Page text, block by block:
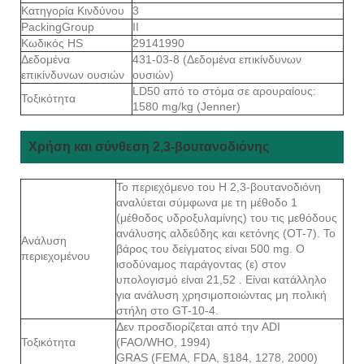
Κατηγορία Κινδύνου
3
PackingGroup
II
Κωδικός HS
29141990
Δεδομένα
επικίνδυνων ουσιών
431-03-8 (Δεδομένα επικίνδυνων
ουσιών)
Τοξικότητα
LD50 από το στόμα σε αρουραίους:
1580 mg/kg (Jenner)
Χρήση και σύνθεση 2,3-βουτανοδιόνης
Ανάλυση
περιεχομένου
Το περιεχόμενο του Η 2,3-βουτανοδιόνη
αναλύεται σύμφωνα με τη μέθοδο 1
(μέθοδος υδροξυλαμίνης) του τις μεθόδους
ανάλυσης αλδεΰδης και κετόνης (OT-7). Το
βάρος του δείγματος είναι 500 mg. Ο
ισοδύναμος παράγοντας (ε) στον
υπολογισμό είναι 21,52 . Είναι κατάλληλο
για ανάλυση χρησιμοποιώντας μη πολική
στήλη στο GT-10-4.
Τοξικότητα
Δεν προσδιορίζεται από την ADI
(FAO/WHO, 1994)
GRAS (FEMA, FDA, §184, 1278, 2000)